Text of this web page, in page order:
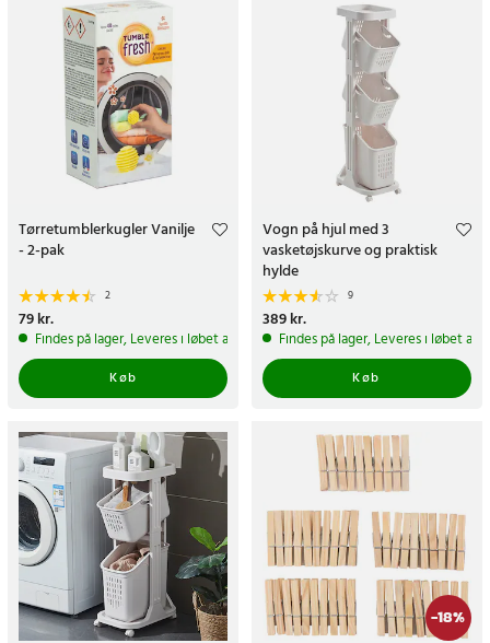
Tørretumblerkugler Vanilje
- 2-pak
2
Pris:79 kr.
79 kr.
Findes på lager, Leveres i løbet af 1-2 hverdage
Køb
Vogn på hjul med 3
vasketøjskurve og praktisk
hylde
9
Pris:389 kr.
389 kr.
Findes på lager, Leveres i løbet af
Køb
-18%